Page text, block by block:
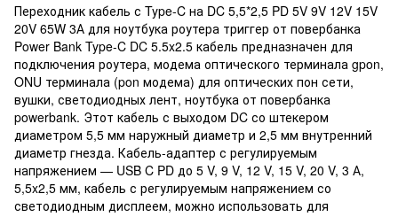
Переходник кабель с Type-C на DC 5,5*2,5 PD 5V 9V 12V 15V
20V 65W 3А для ноутбука роутера триггер от повербанка
Power Bank Type-C DC 5.5x2.5 кабель предназначен для
подключения роутера, модема оптического терминала gpon,
ONU терминала (pon модема) для оптических пон сети,
вушки, светодиодных лент, ноутбука от повербанка
powerbank. Этот кабель с выходом DC со штекером
диаметром 5,5 мм наружный диаметр и 2,5 мм внутренний
диаметр гнезда. Кабель-адаптер с регулируемым
напряжением — USB C PD до 5 V, 9 V, 12 V, 15 V, 20 V, 3 А,
5,5x2,5 мм, кабель с регулируемым напряжением со
светодиодным дисплеем, можно использовать для